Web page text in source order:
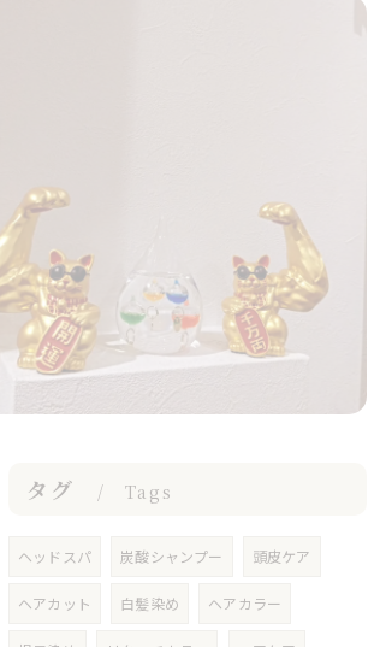
タグ Tags
ヘッドスパ 炭酸シャンプー 頭皮ケア
ヘアカット 白髪染め ヘアカラー